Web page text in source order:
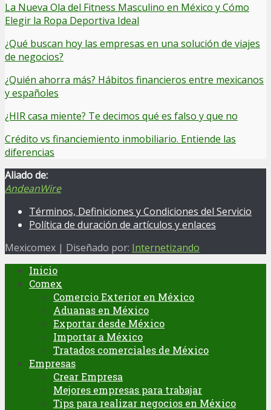
La Nueva Ola del Fitness Masculino en México y Cómo
Elegir la Ropa Deportiva Ideal
¿Qué buscan hoy las empresas en una solución de viajes
de negocios?
¿Quién ahorra más? Hábitos financieros entre mexicanos
y españoles
¿HIR casa miente? Te decimos qué es falso y que no
Crédito vs financiemiento inmobiliario. Entiende las
diferencias
Aliado de:
AndeanWire
Términos, Definiciones y Condiciones del Servicio
Política de duración de artículos y enlaces
Mexicomex | Diseñado por: Internetizando
Inicio
Comex
Comercio Exterior en México
Aduanas en México
Exportar desde México
Importar a México
Tratados comerciales de México
Empresas
Crear Empresa
Mejores empresas para trabajar
Tips para realizar negocios en México